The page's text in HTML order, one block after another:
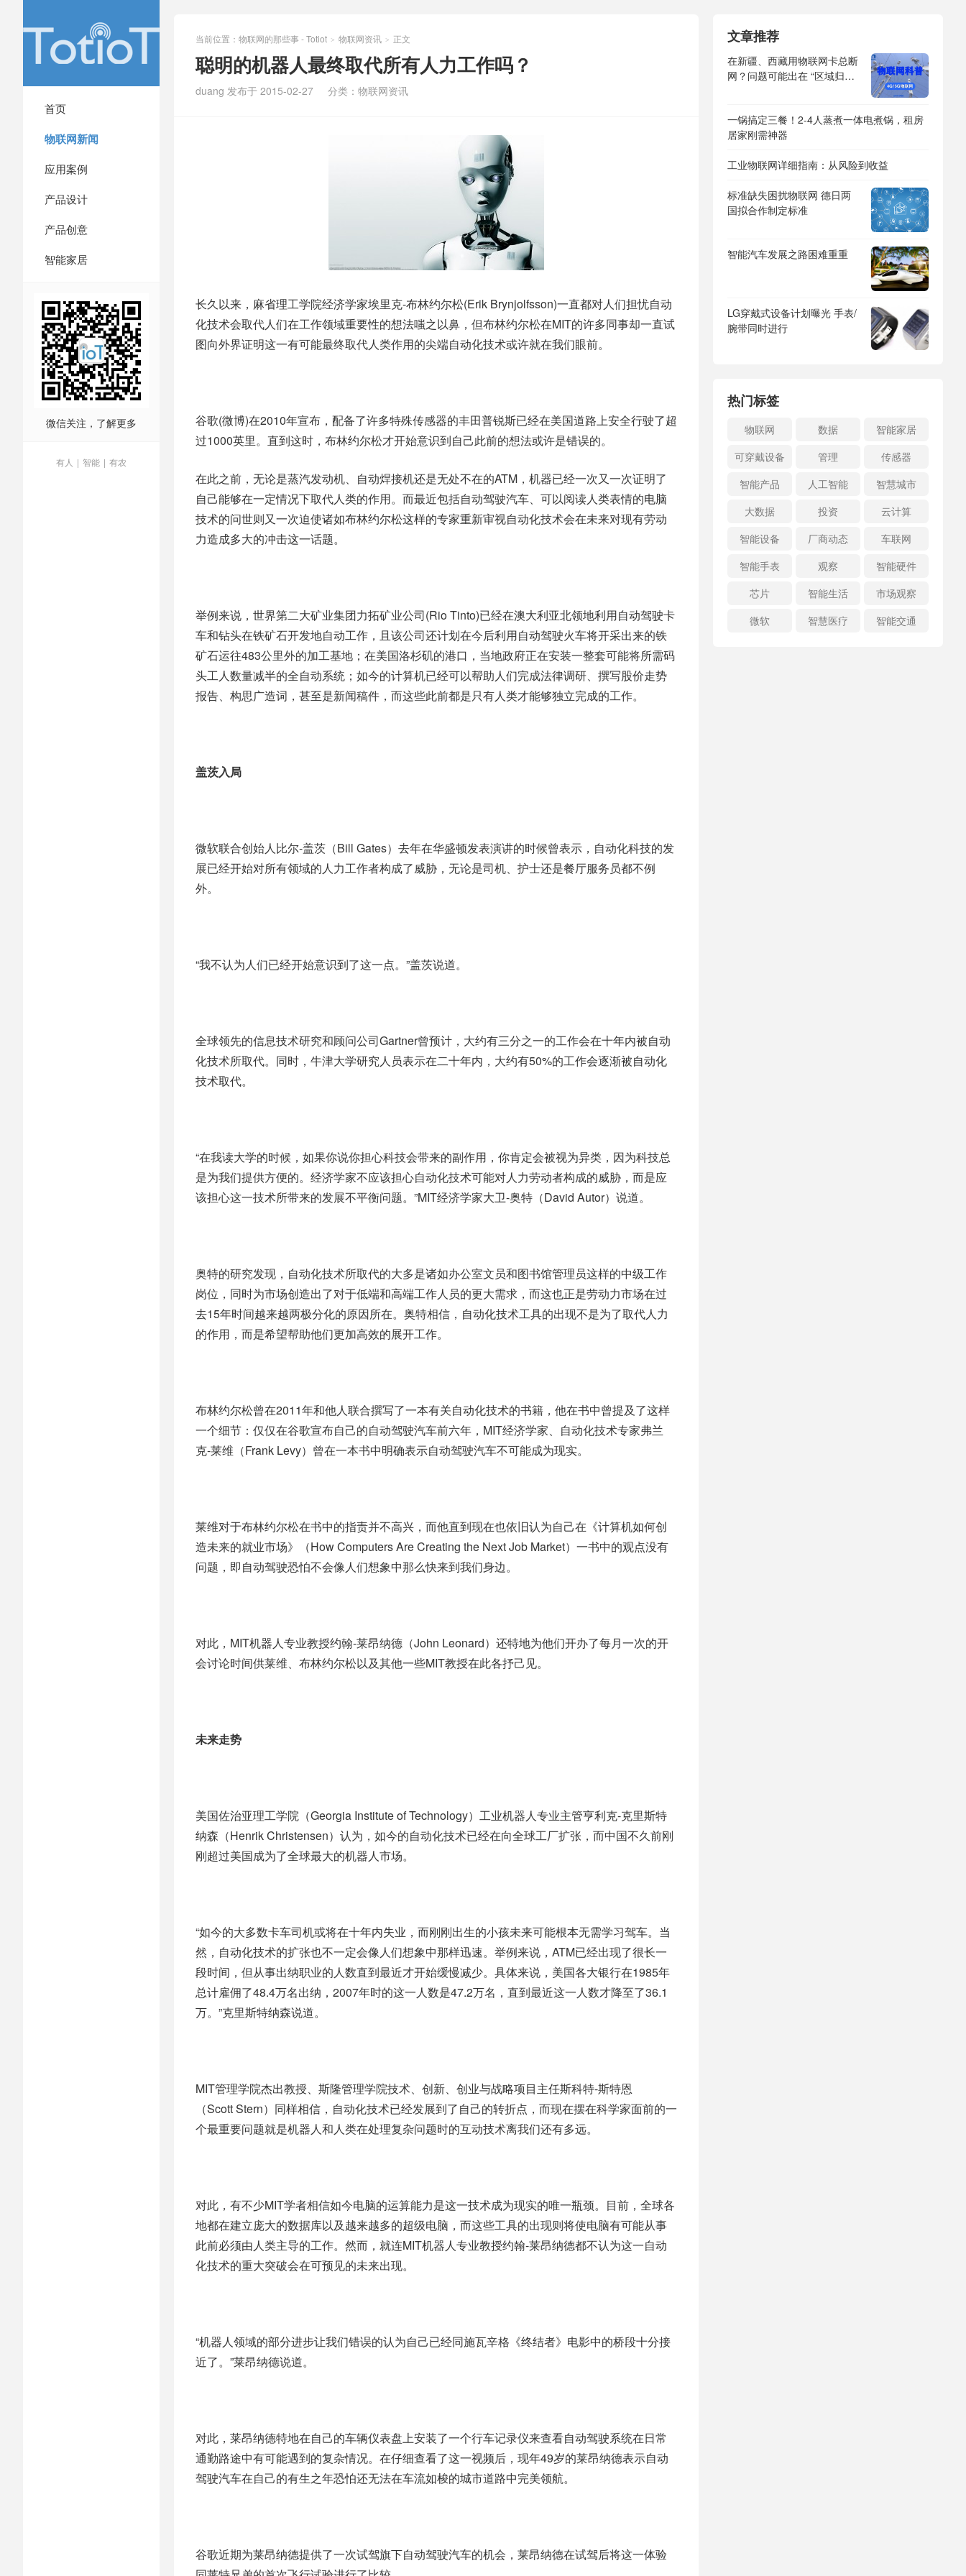
首页
物联网新闻
应用案例
产品设计
产品创意
智能家居
微信关注，了解更多
有人 | 智能 | 有农
当前位置： 物联网的那些事 - Totiot > 物联网资讯 > 正文
聪明的机器人最终取代所有人力工作吗？
duang 发布于 2015-02-27 分类： 物联网资讯
长久以来，麻省理工学院经济学家埃里克-布林约尔松(Erik Brynjolfsson)一直都对人们担忧自动
化技术会取代人们在工作领域重要性的想法嗤之以鼻，但布林约尔松在MIT的许多同事却一直试
图向外界证明这一有可能最终取代人类作用的尖端自动化技术或许就在我们眼前。
谷歌(微博)在2010年宣布，配备了许多特殊传感器的丰田普锐斯已经在美国道路上安全行驶了超
过1000英里。直到这时，布林约尔松才开始意识到自己此前的想法或许是错误的。
在此之前，无论是蒸汽发动机、自动焊接机还是无处不在的ATM，机器已经一次又一次证明了
自己能够在一定情况下取代人类的作用。而最近包括自动驾驶汽车、可以阅读人类表情的电脑
技术的问世则又一次迫使诸如布林约尔松这样的专家重新审视自动化技术会在未来对现有劳动
力造成多大的冲击这一话题。
举例来说，世界第二大矿业集团力拓矿业公司(Rio Tinto)已经在澳大利亚北领地利用自动驾驶卡
车和钻头在铁矿石开发地自动工作，且该公司还计划在今后利用自动驾驶火车将开采出来的铁
矿石运往483公里外的加工基地；在美国洛杉矶的港口，当地政府正在安装一整套可能将所需码
头工人数量减半的全自动系统；如今的计算机已经可以帮助人们完成法律调研、撰写股价走势
报告、构思广造词，甚至是新闻稿件，而这些此前都是只有人类才能够独立完成的工作。
盖茨入局
微软联合创始人比尔-盖茨（Bill Gates）去年在华盛顿发表演讲的时候曾表示，自动化科技的发
展已经开始对所有领域的人力工作者构成了威胁，无论是司机、护士还是餐厅服务员都不例
外。
“我不认为人们已经开始意识到了这一点。”盖茨说道。
全球领先的信息技术研究和顾问公司Gartner曾预计，大约有三分之一的工作会在十年内被自动
化技术所取代。同时，牛津大学研究人员表示在二十年内，大约有50%的工作会逐渐被自动化
技术取代。
“在我读大学的时候，如果你说你担心科技会带来的副作用，你肯定会被视为异类，因为科技总
是为我们提供方便的。经济学家不应该担心自动化技术可能对人力劳动者构成的威胁，而是应
该担心这一技术所带来的发展不平衡问题。”MIT经济学家大卫-奥特（David Autor）说道。
奥特的研究发现，自动化技术所取代的大多是诸如办公室文员和图书馆管理员这样的中级工作
岗位，同时为市场创造出了对于低端和高端工作人员的更大需求，而这也正是劳动力市场在过
去15年时间越来越两极分化的原因所在。奥特相信，自动化技术工具的出现不是为了取代人力
的作用，而是希望帮助他们更加高效的展开工作。
布林约尔松曾在2011年和他人联合撰写了一本有关自动化技术的书籍，他在书中曾提及了这样
一个细节：仅仅在谷歌宣布自己的自动驾驶汽车前六年，MIT经济学家、自动化技术专家弗兰
克-莱维（Frank Levy）曾在一本书中明确表示自动驾驶汽车不可能成为现实。
莱维对于布林约尔松在书中的指责并不高兴，而他直到现在也依旧认为自己在《计算机如何创
造未来的就业市场》（How Computers Are Creating the Next Job Market）一书中的观点没有
问题，即自动驾驶恐怕不会像人们想象中那么快来到我们身边。
对此，MIT机器人专业教授约翰-莱昂纳德（John Leonard）还特地为他们开办了每月一次的开
会讨论时间供莱维、布林约尔松以及其他一些MIT教授在此各抒己见。
未来走势
美国佐治亚理工学院（Georgia Institute of Technology）工业机器人专业主管亨利克-克里斯特
纳森（Henrik Christensen）认为，如今的自动化技术已经在向全球工厂扩张，而中国不久前刚
刚超过美国成为了全球最大的机器人市场。
“如今的大多数卡车司机或将在十年内失业，而刚刚出生的小孩未来可能根本无需学习驾车。当
然，自动化技术的扩张也不一定会像人们想象中那样迅速。举例来说，ATM已经出现了很长一
段时间，但从事出纳职业的人数直到最近才开始缓慢减少。具体来说，美国各大银行在1985年
总计雇佣了48.4万名出纳，2007年时的这一人数是47.2万名，直到最近这一人数才降至了36.1
万。”克里斯特纳森说道。
MIT管理学院杰出教授、斯隆管理学院技术、创新、创业与战略项目主任斯科特-斯特恩
（Scott Stern）同样相信，自动化技术已经发展到了自己的转折点，而现在摆在科学家面前的一
个最重要问题就是机器人和人类在处理复杂问题时的互动技术离我们还有多远。
对此，有不少MIT学者相信如今电脑的运算能力是这一技术成为现实的唯一瓶颈。目前，全球各
地都在建立庞大的数据库以及越来越多的超级电脑，而这些工具的出现则将使电脑有可能从事
此前必须由人类主导的工作。然而，就连MIT机器人专业教授约翰-莱昂纳德都不认为这一自动
化技术的重大突破会在可预见的未来出现。
“机器人领域的部分进步让我们错误的认为自己已经同施瓦辛格《终结者》电影中的桥段十分接
近了。”莱昂纳德说道。
对此，莱昂纳德特地在自己的车辆仪表盘上安装了一个行车记录仪来查看自动驾驶系统在日常
通勤路途中有可能遇到的复杂情况。在仔细查看了这一视频后，现年49岁的莱昂纳德表示自动
驾驶汽车在自己的有生之年恐怕还无法在车流如梭的城市道路中完美领航。
谷歌近期为莱昂纳德提供了一次试驾旗下自动驾驶汽车的机会，莱昂纳德在试驾后将这一体验
文章推荐
在新疆、西藏用物联网卡总断
网？问题可能出在 “区域归属”
一锅搞定三餐！2-4人蒸煮一体电煮锅，租房
居家刚需神器
工业物联网详细指南：从风险到收益
标准缺失困扰物联网 德日两
国拟合作制定标准
智能汽车发展之路困难重重
LG穿戴式设备计划曝光 手表/
腕带同时进行
热门标签
物联网 数据
智能家居
可穿戴设备
管理
传感器
智能产品
人工智能
智慧城市
大数据
投资
云计算
智能设备
厂商动态
车联网
智能手表
观察
智能硬件
芯片
智能生活
市场观察
微软
智慧医疗 智能交通